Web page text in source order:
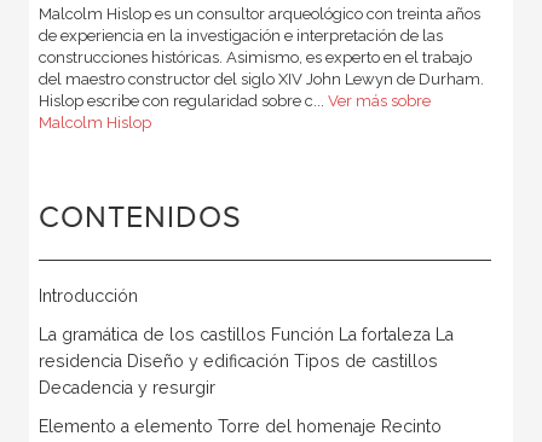
Malcolm Hislop es un consultor arqueológico con treinta años
de experiencia en la investigación e interpretación de las
construcciones históricas. Asimismo, es experto en el trabajo
del maestro constructor del siglo XIV John Lewyn de Durham.
Hislop escribe con regularidad sobre c... Ver más sobre
Malcolm Hislop
CONTENIDOS
Introducción
La gramática de los castillos Función La fortaleza La
residencia Diseño y edificación Tipos de castillos
Decadencia y resurgir
Elemento a elemento Torre del homenaje Recinto